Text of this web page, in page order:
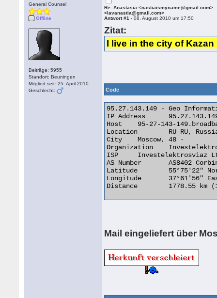
General Counsel
Offline
Beiträge: 5955
Standort: Beuningen
Mitglied seit: 25. April 2010
Geschlecht:
Re: Anastasia <nastiaismyname@gmail.com>
<lavanastia@gmail.com>
Antwort #1 -08. August 2010 um 17:50
Zitat:
I live in the city of
Code
95.27.143.149 - Geo
IP Address 	95.27.143.149
Host 	95-27-143-149.broadband.corbina.ru
Location 	RU RU, Russian Federation
City 	Moscow, 48 -
Organization 	Investelektrosviaz Ltd.
ISP 	Investelektrosviaz Ltd.
AS Number 	AS8402 Corbina Telecom
Latitude 	55°75'22" North
Longitude 	37°61'56" East
Distance 	1778.55 km (1105.14 miles)
Mail eingeliefert über